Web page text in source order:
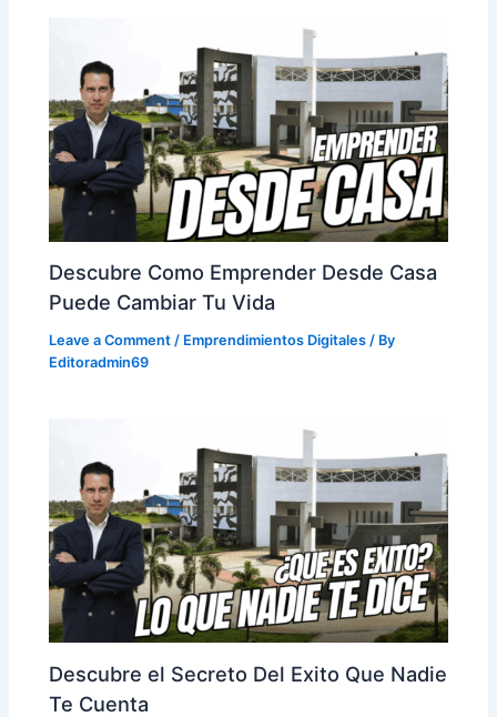
Descubre Como Emprender Desde Casa
Puede Cambiar Tu Vida
Leave a Comment / Emprendimientos Digitales / By
Editoradmin69
Descubre el Secreto Del Exito Que Nadie
Te Cuenta